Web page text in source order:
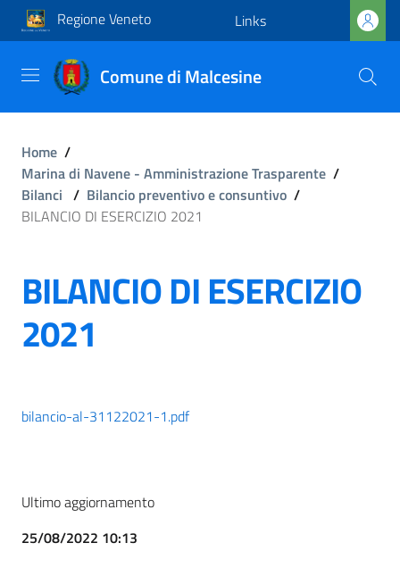
Regione Veneto Links
Comune di Malcesine
Home /
Marina di Navene - Amministrazione Trasparente /
Bilanci / Bilancio preventivo e consuntivo /
BILANCIO DI ESERCIZIO 2021
BILANCIO DI ESERCIZIO
2021
bilancio-al-31122021-1.pdf
Ultimo aggiornamento
25/08/2022 10:13